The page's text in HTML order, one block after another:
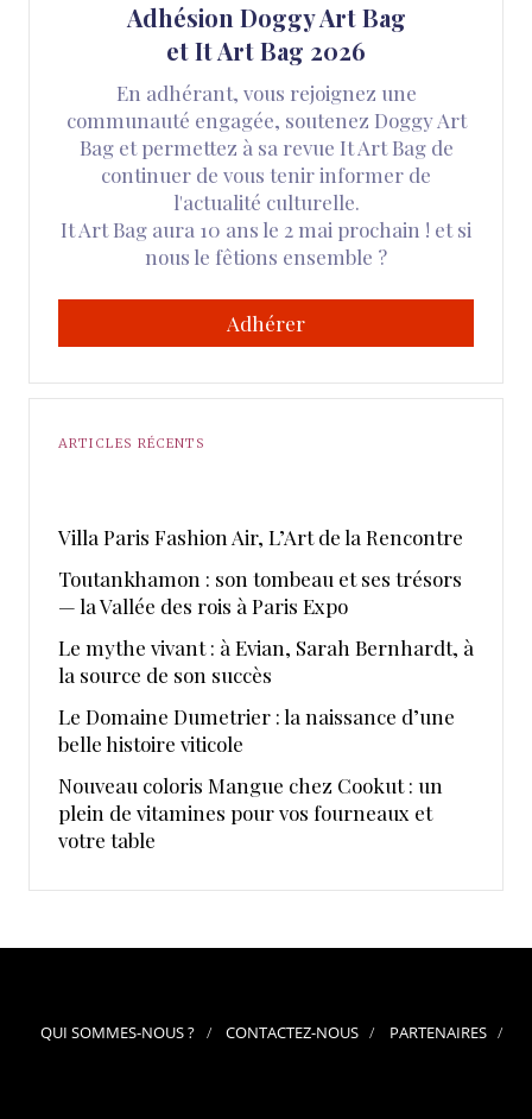
Adhésion Doggy Art Bag
et It Art Bag 2026
En adhérant, vous rejoignez une
communauté engagée, soutenez Doggy Art
Bag et permettez à sa revue It Art Bag de
continuer de vous tenir informer de
l'actualité culturelle.
It Art Bag aura 10 ans le 2 mai prochain ! et si
nous le fêtions ensemble ?
Adhérer
ARTICLES RÉCENTS
​Villa Paris Fashion Air, ​L’Art de la Rencontre
Toutankhamon : son tombeau et ses trésors
— la Vallée des rois à Paris Expo
Le mythe vivant : à Evian, Sarah Bernhardt, à
la source de son succès
Le Domaine Dumetrier : la naissance d’une
belle histoire viticole
Nouveau coloris Mangue chez Cookut : un
plein de vitamines pour vos fourneaux et
votre table
QUI SOMMES-NOUS ? CONTACTEZ-NOUS PARTENAIRES